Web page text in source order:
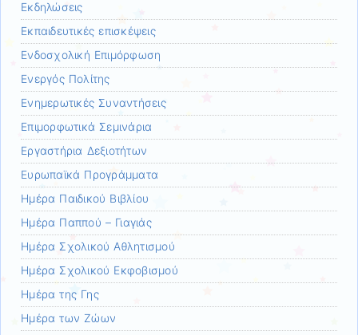
Εκδηλώσεις
Εκπαιδευτικές επισκέψεις
Ενδοσχολική Επιμόρφωση
Ενεργός Πολίτης
Ενημερωτικές Συναντήσεις
Επιμορφωτικά Σεμινάρια
Εργαστήρια Δεξιοτήτων
Ευρωπαϊκά Προγράμματα
Ημέρα Παιδικού Βιβλίου
Ημέρα Παππού – Γιαγιάς
Ημέρα Σχολικού Αθλητισμού
Ημέρα Σχολικού Εκφοβισμού
Ημέρα της Γης
Ημέρα των Ζώων